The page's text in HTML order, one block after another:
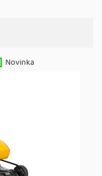
Novinka